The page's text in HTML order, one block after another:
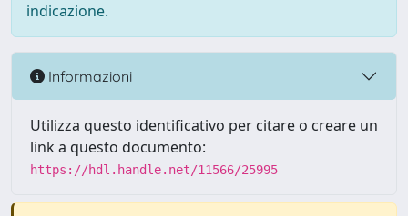
indicazione.
Informazioni
Utilizza questo identificativo per citare o creare un
link a questo documento:
https://hdl.handle.net/11566/25995